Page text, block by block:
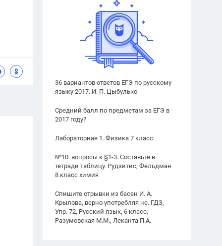
36 вариантов ответов ЕГЭ по русскому
языку 2017. И. П. Цыбулько
Средний балл по предметам за ЕГЭ в
2017 году?
Лабораторная 1. Физика 7 класс
№10. вопросы к §1-3. Составьте в
тетради таблицу. Рудзитис, Фельдман
8 класс химия
Спишите отрывки из басен И. А.
Крылова, верно употребляя не. ГДЗ,
Упр. 72, Русский язык, 6 класс,
Разумовская М.М., Леканта П.А.